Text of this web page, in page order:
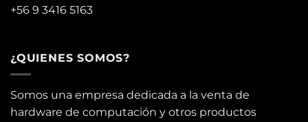
+56 9 3416 5163
¿QUIENES SOMOS?
Somos una empresa dedicada a la venta de
hardware de computación y otros productos